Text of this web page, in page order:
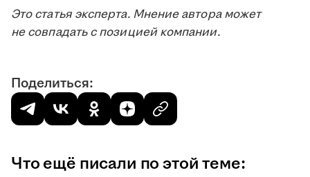
Это статья эксперта. Мнение автора может
не совпадать с позицией компании.
Поделиться:
Что ещё писали по этой теме: